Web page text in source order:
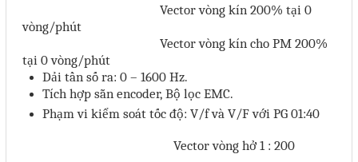
Vector vòng kín 200% tại 0
vòng/phút
Vector vòng kín cho PM 200%
tại 0 vòng/phút
Dải tần số ra: 0 – 1600 Hz.
Tích hợp sẵn encoder, Bộ lọc EMC.
Phạm vi kiểm soát tốc độ: V/f và V/F với PG 01:40
Vector vòng hở 1 : 200
Thiết kế tủ điện công nghiệp
Sửa chữa PLC
Sửa chữa màn hình HMI